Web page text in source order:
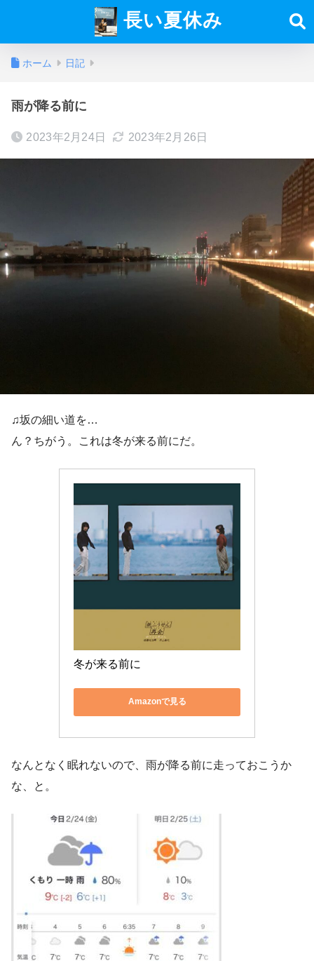
長い夏休み
ホーム 日記
雨が降る前に
2023年2月24日 2023年2月26日
♫坂の細い道を…
ん？ちがう。これは冬が来る前にだ。
冬が来る前に
Amazonで見る
なんとなく眠れないので、雨が降る前に走っておこうか
な、と。